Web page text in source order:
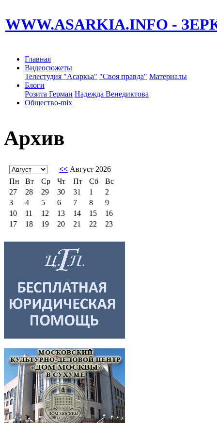
WWW.ASARKIA.INFO -
Главная
Видеосюжеты
Телестудия "Асаркьа" "Своя правда" Материалы
Блоги
Розита Герман Надежда Венедиктова
Общество-mix
Архив